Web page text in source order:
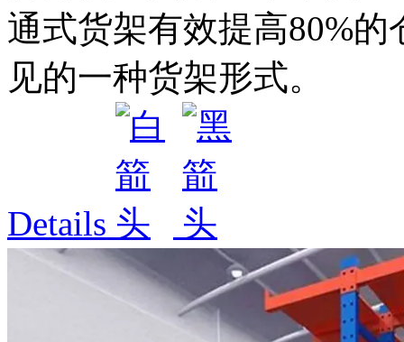
通式货架有效提高80%
见的一种货架形式。
Details